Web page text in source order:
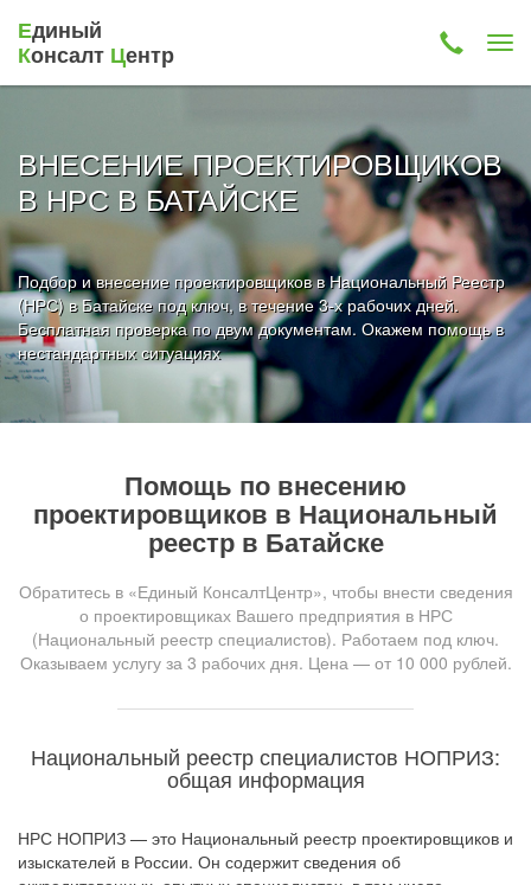
Единый
Консалт Центр
ВНЕСЕНИЕ ПРОЕКТИРОВЩИКОВ
В НРС В БАТАЙСКЕ
Подбор и внесение проектировщиков в Национальный Реестр
(НРС) в Батайске под ключ, в течение 3-х рабочих дней.
Бесплатная проверка по двум документам. Окажем помощь в
нестандартных ситуациях
Помощь по внесению
проектировщиков в Национальный
реестр в Батайске
Обратитесь в «Единый КонсалтЦентр», чтобы внести сведения
о проектировщиках Вашего предприятия в НРС
(Национальный реестр специалистов). Работаем под ключ.
Оказываем услугу за 3 рабочих дня. Цена — от 10 000 рублей.
Национальный реестр специалистов НОПРИЗ:
общая информация
НРС НОПРИЗ — это Национальный реестр проектировщиков и
изыскателей в России. Он содержит сведения об